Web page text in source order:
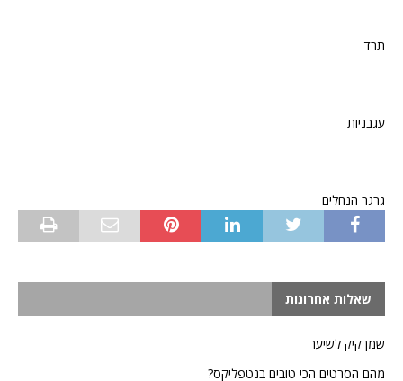
תרד
עגבניות
גרגר הנחלים
שאלות אחרונות
שמן קיק לשיער
מהם הסרטים הכי טובים בנטפליקס?